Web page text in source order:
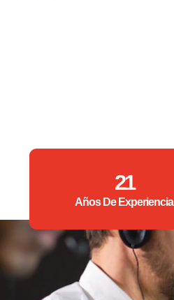
21
Años De Experiencia